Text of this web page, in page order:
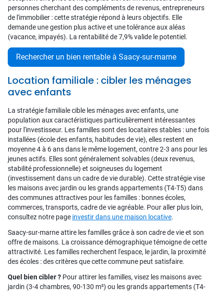
personnes cherchant des compléments de revenus, entrepreneurs
de l'immobilier : cette stratégie répond à leurs objectifs. Elle
demande une gestion plus active et une tolérance aux aléas
(vacance, impayés). La rentabilité de 7,9% valide le potentiel.
Rechercher un bien rentable à Saacy-sur-marne
Location familiale : cibler les ménages
avec enfants
La stratégie familiale cible les ménages avec enfants, une
population aux caractéristiques particulièrement intéressantes
pour l'investisseur. Les familles sont des locataires stables : une fois
installées (école des enfants, habitudes de vie), elles restent en
moyenne 4 à 6 ans dans le même logement, contre 2-3 ans pour les
jeunes actifs. Elles sont généralement solvables (deux revenus,
stabilité professionnelle) et soigneuses du logement
(investissement dans un cadre de vie durable). Cette stratégie vise
les maisons avec jardin ou les grands appartements (T4-T5) dans
des communes attractives pour les familles : bonnes écoles,
commerces, transports, cadre de vie agréable. Pour aller plus loin,
consultez notre page investir dans une maison locative.
Saacy-sur-marne attire les familles grâce à son cadre de vie et son
offre de maisons. La croissance démographique témoigne de cette
attractivité. Les familles recherchent l'espace, le jardin, la proximité
des écoles : des critères que cette commune peut satisfaire.
Quel bien cibler ? Pour attirer les familles, visez les maisons avec
jardin (3-4 chambres, 90-130 m²) ou les grands appartements (T4-